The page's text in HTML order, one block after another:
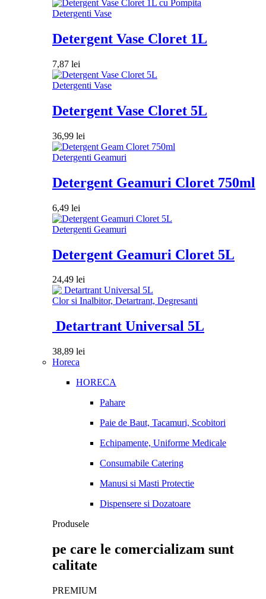
Detergenti Vase
Detergent Vase Cloret 1L
7,87 lei
Detergenti Vase
Detergent Vase Cloret 5L
36,99 lei
Detergenti Geamuri
Detergent Geamuri Cloret 750ml
6,49 lei
Detergenti Geamuri
Detergent Geamuri Cloret 5L
24,49 lei
Clor si Inalbitor, Detartrant, Degresanti
Detartrant Universal 5L
38,89 lei
Horeca
HORECA
Pahare
Paie de Baut, Tacamuri, Scobitori
Echipamente, Uniforme Medicale
Consumabile Catering
Manusi si Masti Protectie
Dispensere si Dozatoare
Produsele
pe care le comercializam sunt
calitate
PREMIUM